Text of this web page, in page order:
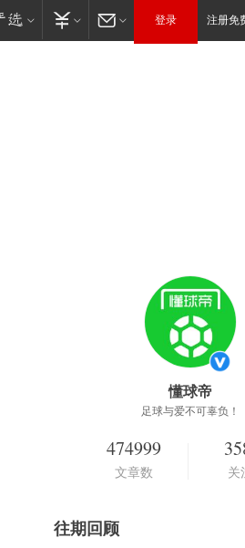
登录 注册免
懂球帝
足球与爱不可辜负！
474999
文章数 关
往期回顾